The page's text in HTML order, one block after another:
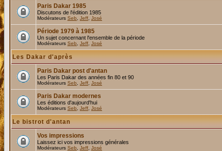
Paris Dakar 1985
Discutons de l'édition 1985
Modérateurs Seb Jeff José
Période 1979 à 1985
Un sujet concernant l'ensemble de la période
Modérateurs Seb Jeff José
Les Dakar d'après
Paris Dakar post d'antan
Les Paris Dakar des années fin 80 et 90
Modérateurs Seb Jeff José
Paris Dakar modernes
Les éditions d'aujourd'hui
Modérateurs Seb Jeff José
Le bistrot d'antan
Vos impressions
Laissez ici vos impressions générales
Modérateurs Seb Jeff José